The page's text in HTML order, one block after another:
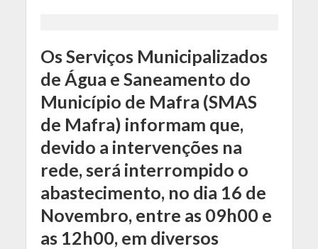
Os Serviços Municipalizados
de Água e Saneamento do
Município de Mafra (SMAS
de Mafra) informam que,
devido a intervenções na
rede, será interrompido o
abastecimento, no dia 16 de
Novembro, entre as 09h00 e
as 12h00, em diversos